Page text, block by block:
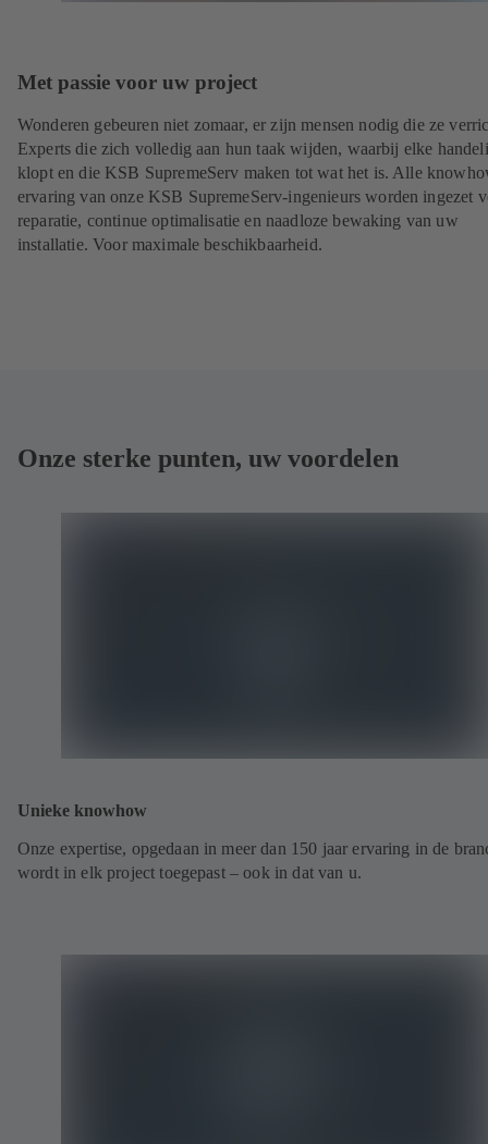
Met passie voor uw project
Wonderen gebeuren niet zomaar, er zijn mensen nodig die ze
Experts die zich volledig aan hun taak wijden, waarbij elke
klopt en die KSB SupremeServ maken tot wat het is. Alle
ervaring van onze KSB SupremeServ-ingenieurs worden ingezet
reparatie, continue optimalisatie en naadloze bewaking van uw
installatie. Voor maximale beschikbaarheid.
Onze sterke punten, uw voordelen
Unieke knowhow
Onze expertise, opgedaan in meer dan 150 jaar ervaring in de
wordt in elk project toegepast – ook in dat van u.